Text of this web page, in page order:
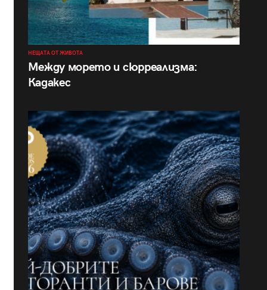
НЕЩАТА ОТ ЖИВОТА
Между морето и сюрреализма:
Кадакес